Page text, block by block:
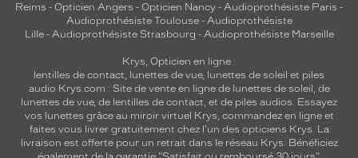
Reims - Opticien Angers - Opticien Nancy - Audioprothésiste Paris -
Audioprothésiste Toulouse- Audioprothésiste
Lille- Audioprothésiste Strasbourg - Audioprothésiste Marseille
Krys, Opticien en ligne :
lentilles de contact, lunettes de vue, lunettes de soleil et piles
audio Krys.com : Site de vente en ligne de lunettes de soleil, de
lunettes de vue, de lentilles de contact, et de piles audios. Essayez
vos lunettes grâce au miroir virtuel Krys, commandez en ligne et
faites vous livrer gratuitement chez l'un des opticiens Krys. La
livraison est offerte pour un retrait dans le réseau Krys. Bénéficiez